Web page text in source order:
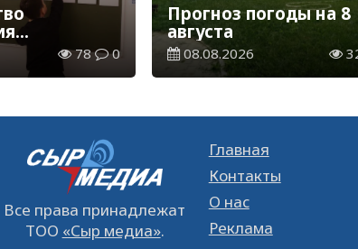
сроки
на
год
78 0
Прогноз погоды на 8
августа
08.08.2026
Все права принадлежат
ТОО «Сыр медиа».
Главная
Контакты
О нас
Реклама